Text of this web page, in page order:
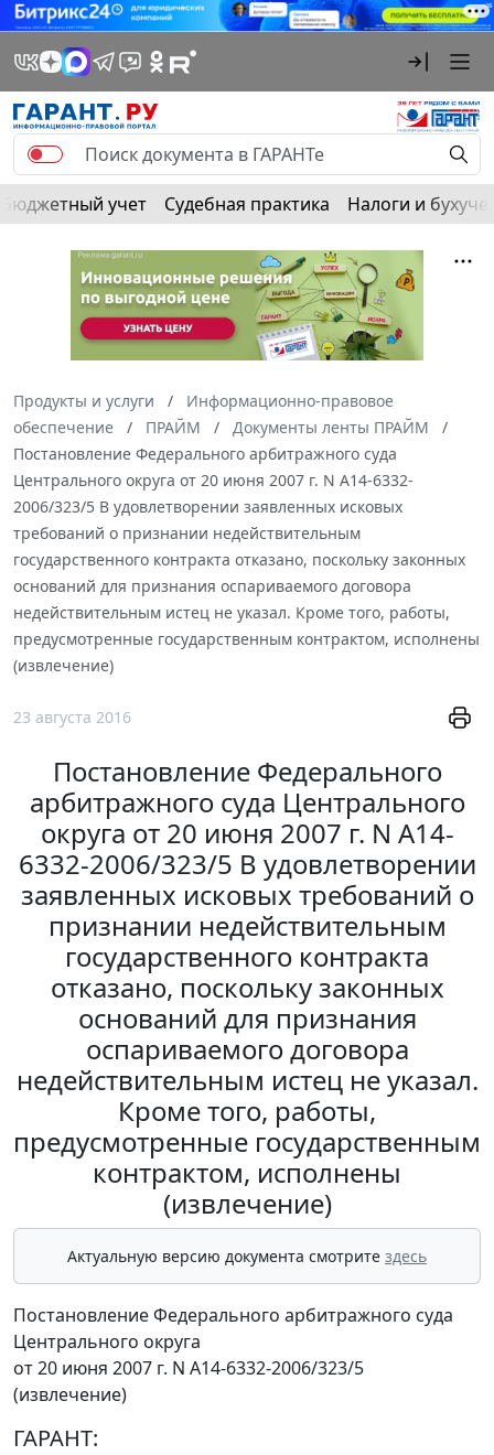
Бюджетный учет Судебная практика Налоги и
Продукты и услуги
Информационно-правовое
обеспечение
ПРАЙМ
Документы ленты ПРАЙМ
Постановление Федерального арбитражного суда
Центрального округа от 20 июня 2007 г. N А14-6332-
2006/323/5 В удовлетворении заявленных исковых
требований о признании недействительным
государственного контракта отказано, поскольку законных
оснований для признания оспариваемого договора
недействительным истец не указал. Кроме того, работы,
предусмотренные государственным контрактом, исполнены
(извлечение)
23 августа 2016
Постановление Федерального
арбитражного суда Центрального
округа от 20 июня 2007 г. N А14-
6332-2006/323/5 В удовлетворении
заявленных исковых требований о
признании недействительным
государственного контракта
отказано, поскольку законных
оснований для признания
оспариваемого договора
недействительным истец не указал.
Кроме того, работы,
предусмотренные государственным
контрактом, исполнены
(извлечение)
Актуальную версию документа смотрите здесь
Постановление Федерального арбитражного суда
Центрального округа
от 20 июня 2007 г. N А14-6332-2006/323/5
(извлечение)
ГАРАНТ: